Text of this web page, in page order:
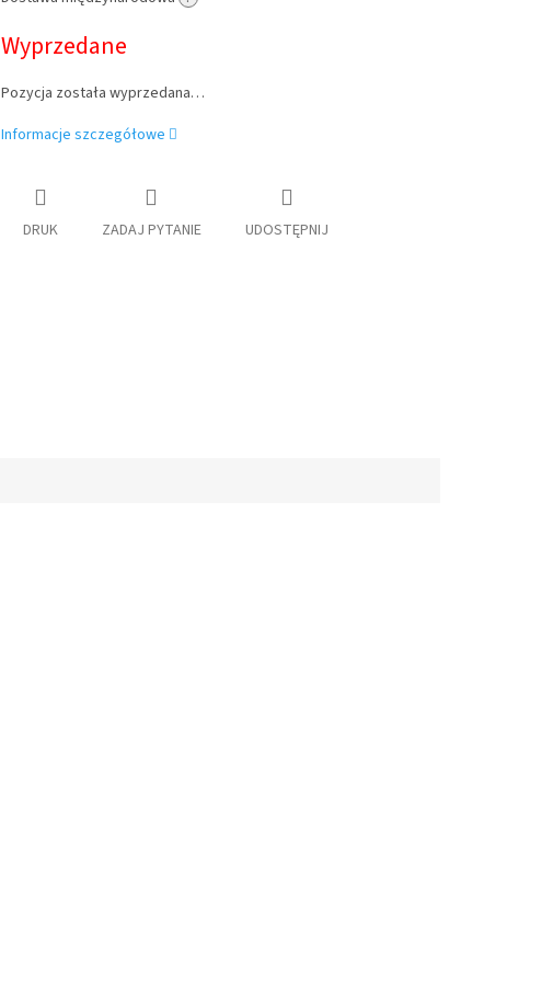
Wyprzedane
Pozycja została wyprzedana…
Informacje szczegółowe
DRUK ZADAJ PYTANIE UDOSTĘPNIJ